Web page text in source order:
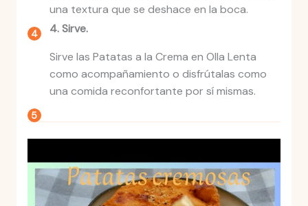
una textura que se deshace en la boca.
4. Sirve.
Sirve las Patatas a la Crema en Olla Lenta
como acompañamiento o disfrútalas como
una comida reconfortante por sí mismas.